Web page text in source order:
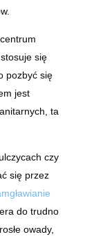
się
pozbyć się
jest
ta
czy
się przez
do trudno
owady,